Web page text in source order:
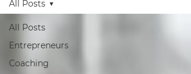
All Posts
Entrepreneurs
Coaching
All Posts